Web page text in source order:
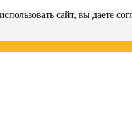
сайт, вы даете